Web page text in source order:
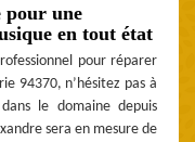
pour une
en tout état
pour réparer
94370, n’hésitez pas à
le domaine depuis
sera en mesure de